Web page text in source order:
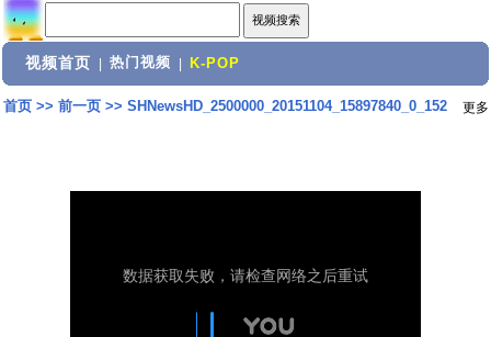
视频首页 热门视频 K-POP
首页>> 前一页>> SHNewsHD_2500000_20151104_15897840_0_152 更多